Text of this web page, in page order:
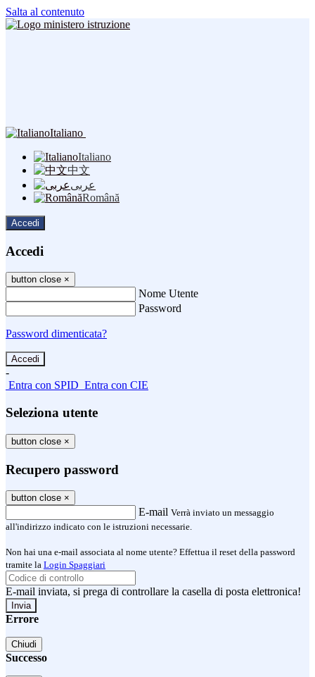
Salta al contenuto
Italiano
Italiano
中文
عربى
Română
Accedi
Accedi
button close ×
Nome Utente
Password
Password dimenticata?
-
Entra con SPID Entra con CIE
Seleziona utente
button close ×
Recupero password
button close ×
E-mail Verrà inviato un messaggio
all'indirizzo indicato con le istruzioni necessarie.
Non hai una e-mail associata al nome utente? Effettua il reset della password
tramite la Login Spaggiari
E-mail inviata, si prega di controllare la casella di posta elettronica!
Errore
Chiudi
Successo